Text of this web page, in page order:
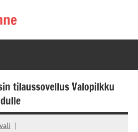
tilaussovellus Valopilkku